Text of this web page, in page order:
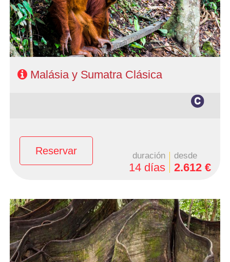
2 noches Samosir
- Régimen: Alojamiento y desayuno + 2 almuerzos + 1
cena
Malásia y Sumatra Clásica
Reservar duración
14 días
desde
2.612 €
- Salidas: Viernes
- Ruta: 1 noche Malaca, 2 noches Kuala Lumpur, 2
noches Taman Negara, 1 noche Cameron Highlands y 2
noches Penang.
- Régimen: Alojamiento y desayuno + 3 almuerzos + 2
cenas